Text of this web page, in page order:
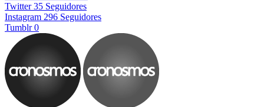
Twitter 35 Seguidores
Instagram 296 Seguidores
Tumblr 0